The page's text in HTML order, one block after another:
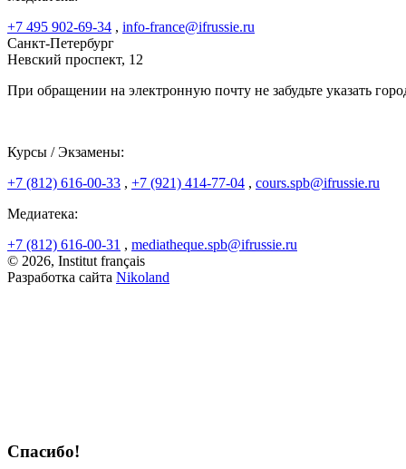
+7 495 902-69-34 , info-france@ifrussie.ru
Санкт-Петербург
Невский проспект, 12
При обращении на электронную почту не забудьте указать
Курсы / Экзамены:
+7 (812) 616-00-33 , +7 (921) 414-77-04 , cours.spb@ifrussie.ru
Медиатека:
+7 (812) 616-00-31 , mediatheque.spb@ifrussie.ru
© 2026, Institut français
Разработка сайта Nikoland
Спасибо!